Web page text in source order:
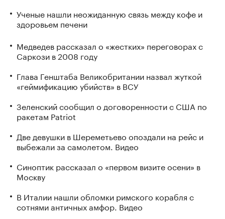
Ученые нашли неожиданную связь между кофе и
здоровьем печени
Медведев рассказал о «жестких» переговорах с
Саркози в 2008 году
Глава Генштаба Великобритании назвал жуткой
«геймификацию убийств» в ВСУ
Зеленский сообщил о договоренности с США по
ракетам Patriot
Две девушки в Шереметьево опоздали на рейс и
выбежали за самолетом. Видео
Синоптик рассказал о «первом визите осени» в
Москву
В Италии нашли обломки римского корабля с
сотнями античных амфор. Видео